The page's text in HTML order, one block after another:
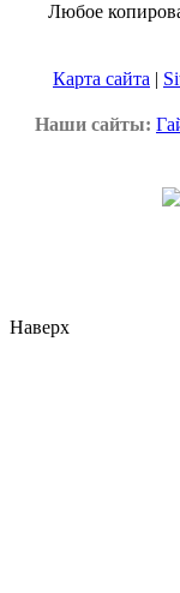
Любое
Карта сайта |
Наши сайты:
Наверх